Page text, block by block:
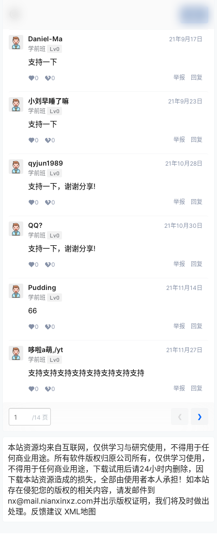
Daniel-Ma
学前班 Lv0
21年9月17日
支持一下
0 0 举报 回复
小刘早睡了嘛
学前班 Lv0
21年9月23日
支持一下
0 0 举报 回复
qyjun1989
学前班 Lv0
21年10月28日
支持一下，谢谢分享!
0 0 举报 回复
QQ?
学前班 Lv0
21年10月30日
支持一下，谢谢分享!
0 0 举报 回复
Pudding
学前班 Lv0
21年11月14日
66
0 0 举报 回复
哆啦a萌,/yt
学前班 Lv0
21年11月27日
支持支持支持支持支持支持支持支持
0 0 举报 回复
/14 页 ❮ ❯
本站资源均来自互联网，仅供学习与研究使用，不得用于任
何商业用途。所有软件版权归原公司所有，仅供学习使用，
不得用于任何商业用途，下载试用后请24小时内删除，因
下载本站资源造成的损失，全部由使用者本人承担！如本站
存在侵犯您的版权的相关内容，请发邮件到
nx@mail.nianxinxz.com并出示版权证明，我们将及时做出
处理。 反馈建议 XML地图